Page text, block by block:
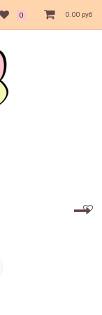
0 0.00 руб